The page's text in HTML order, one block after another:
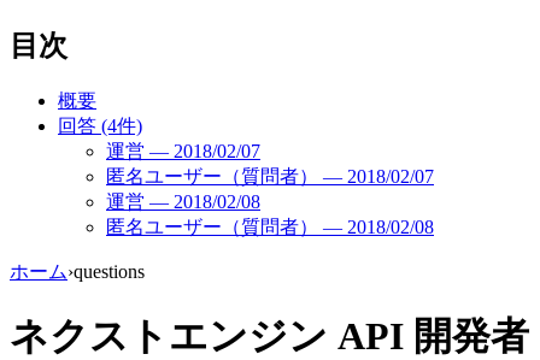
目次
概要
回答 (4件)
運営 — 2018/02/07
匿名ユーザー（質問者） — 2018/02/07
運営 — 2018/02/08
匿名ユーザー（質問者） — 2018/02/08
ホーム›questions
ネクストエンジン API 開発者